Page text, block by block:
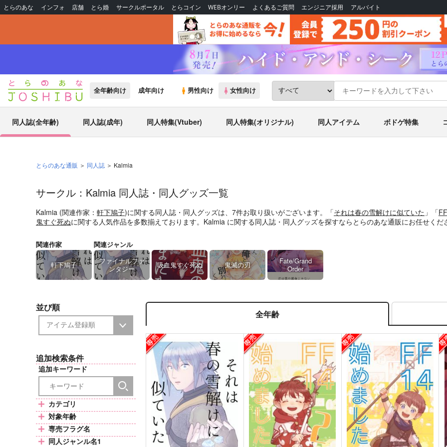
とらのあな インフォ 店舗 とら婚 サークルポータル とらコイン WEBオンリー よくあるご質問 エンジニア採用 アルバイト
全年齢向け 成年向け 男性向け 女性向け
同人誌(全年齢) 同人誌(成年) 同人特集(Vtuber) 同人特集(オリジナル) 同人アイテム ボドゲ特集
とらのあな通販 同人誌 Kalmia
サークル：Kalmia 同人誌・同人グッズ一覧
Kalmia (関連作家： 軒下鳩子)に関する同人誌・同人グッズは、7件お取り扱いがございます。「それは春の雪解けに似ていた 」「
鬼すぐ死ぬに関する人気作品を多数揃えております。Kalmia に関する同人誌・同人グッズを探すならとらのあな通販にお任せくだ
関連作家
軒下鳩子
関連ジャンル
ファイナルファ
ンタジー
吸血鬼すぐ死ぬ 鬼滅の刃
Fate/Grand
Order
並び順
追加検索条件
追加キーワード
カテゴリ
対象年齢
専売フラグ名
同人ジャンル名1
全年齢